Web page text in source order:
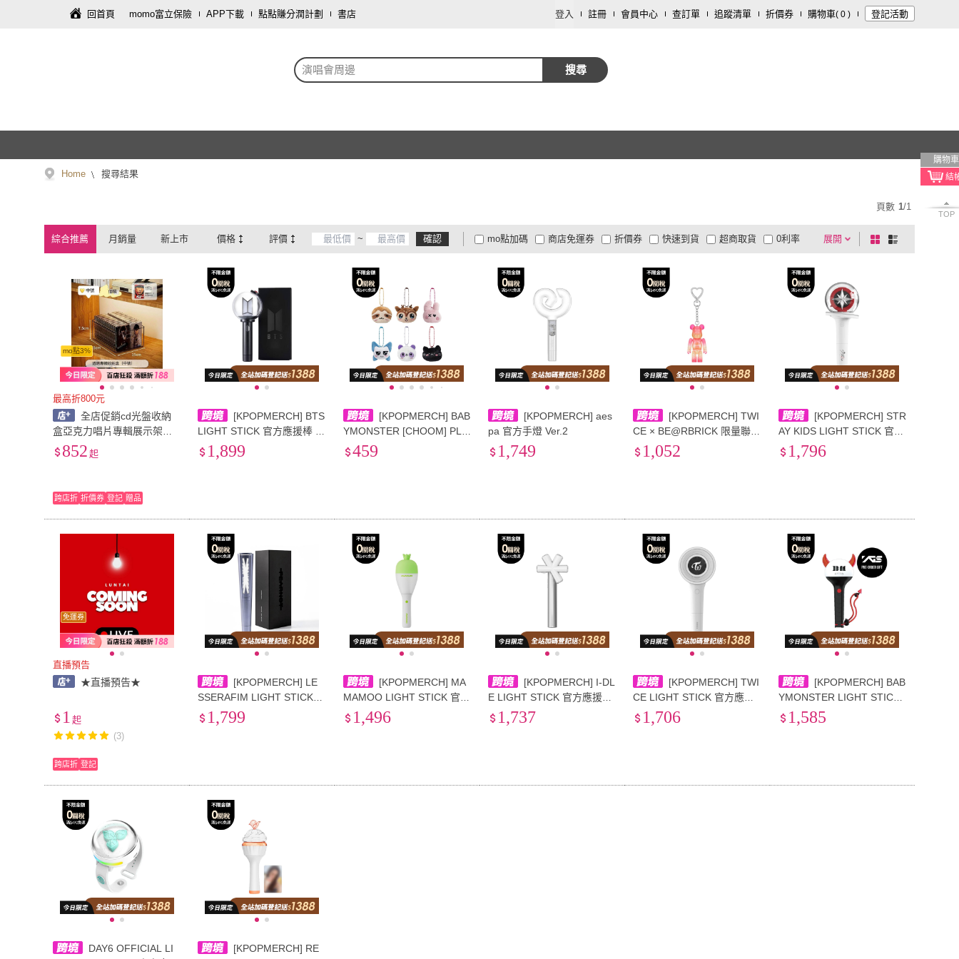
回首頁 momo富立保險 APP下載 點點賺分潤計劃 書店 登入 註冊 會員中心 查訂單 追蹤清單 折價券 購物車( 0 ) 登記活動
演唱會周邊 搜尋
購物車
TOP
Home 搜尋結果
頁數 1/1
綜合推薦 月銷量 新上市 價格 評價 ~ 確認 展開
折價券
有影片
商品有量 電視購物
mo點加碼 快速到貨 超商取貨
低溫宅配
大家電安心配
大家電快配
商店免運券 0利率
貨到付款
及以上 及以上
棋
盤
列
mo點3%
最高折800元
全店促銷cd光盤收納
盒亞克力唱片專輯展示架桌
面藍光碟dvd磁帶收藏儲存箱
852 起
跨店折 折價券 登記 贈品
[KPOPMERCH] BTS
LIGHT STICK 官方應援棒 V
er.41,899
[KPOPMERCH] BAB
YMONSTER [CHOOM] PLU
SH KEYRING VER
459
[KPOPMERCH] aes
pa 官方手燈 Ver.2
1,749
[KPOPMERCH] TWI
CE × BE@RBRICK 限量聯名
公仔 100%
1,052
[KPOPMERCH] STR
AY KIDS LIGHT STICK 官方
應援棒 Ver.2
1,796
免運券
直播預告
★直播預告★
1 起
(3)
跨店折 登記
[KPOPMERCH] LE
SSERAFIM LIGHT STICK
官方應援棒
1,799
[KPOPMERCH] MA
MAMOO LIGHT STICK 官方
應援棒 Ver.2.6
1,496
[KPOPMERCH] I-DL
E LIGHT STICK 官方應援棒
Ver.31,737
[KPOPMERCH] TWI
CE LIGHT STICK 官方應援
棒 CANDYBONG ∞
1,706
[KPOPMERCH] BAB
YMONSTER LIGHT STICK
官方應援棒
1,585
DAY6 OFFICIAL LI
[KPOPMERCH] RE